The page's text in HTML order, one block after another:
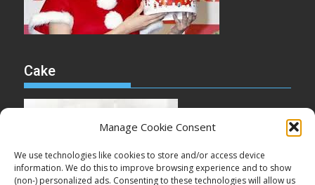
Manage Cookie Consent
We use technologies like cookies to store and/or access device
information. We do this to improve browsing experience and to show
(non-) personalized ads. Consenting to these technologies will allow us
Cake